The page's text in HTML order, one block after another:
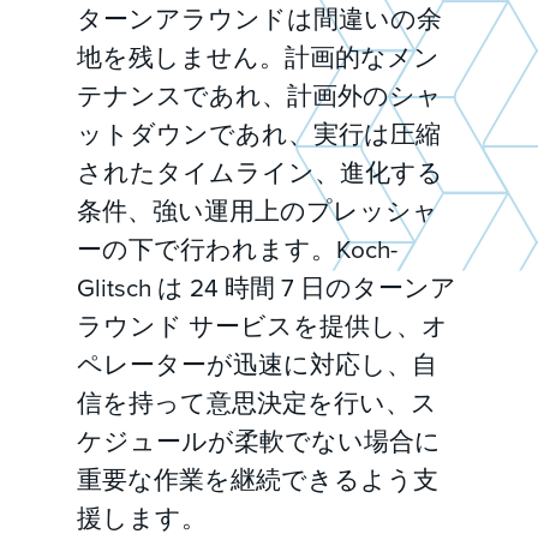
ターンアラウンドは間違いの余
地を残しません。計画的なメン
テナンスであれ、計画外のシャ
ットダウンであれ、実行は圧縮
されたタイムライン、進化する
条件、強い運用上のプレッシャ
ーの下で行われます。Koch-
Glitsch は 24 時間 7 日のターンア
ラウンド サービスを提供し、オ
ペレーターが迅速に対応し、自
信を持って意思決定を行い、ス
ケジュールが柔軟でない場合に
重要な作業を継続できるよう支
援します。